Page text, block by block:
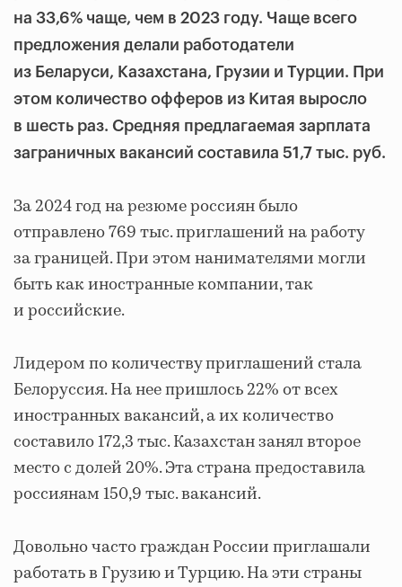
на 33,6% чаще, чем в 2023 году. Чаще всего
предложения делали работодатели
из Беларуси, Казахстана, Грузии и Турции. При
этом количество офферов из Китая выросло
в шесть раз. Средняя предлагаемая зарплата
заграничных вакансий составила 51,7 тыс. руб.
За 2024 год на резюме россиян было
отправлено 769 тыс. приглашений на работу
за границей. При этом нанимателями могли
быть как иностранные компании, так
и российские.
Лидером по количеству приглашений стала
Белоруссия. На нее пришлось 22% от всех
иностранных вакансий, а их количество
составило 172,3 тыс. Казахстан занял второе
место с долей 20%. Эта страна предоставила
россиянам 150,9 тыс. вакансий.
Довольно часто граждан России приглашали
работать в Грузию и Турцию. На эти страны